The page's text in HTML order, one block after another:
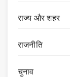
राज्य और शहर
राजनीति
चुनाव